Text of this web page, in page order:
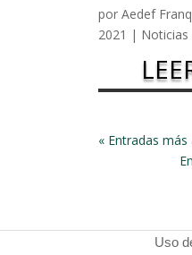
porAedef
2021 | Noticias
« Entradas más
Uso